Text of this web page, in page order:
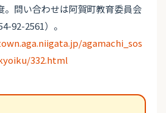
。問い合わせは阿賀町教育委員会
92-2561）。
agamachi_sos
332.html